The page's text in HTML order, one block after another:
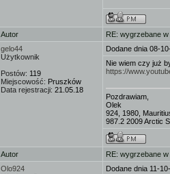
Autor
RE: wygrzebane
gelo44
Użytkownik
Postów: 119
Miejscowość: Pruszków
Data rejestracji: 21.05.18
Dodane dnia 08-
Nie wiem czy już
https://
Pozdrawiam,
Olek
924, 1980,
987.2 2009 Arctic
Autor
RE: wygrzebane
Olo924
Dodane dnia 11-